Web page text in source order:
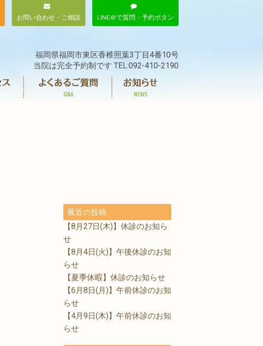
お問い合わせ・ご相談 LINE＠で質問・予約ボタン
福岡県福岡市東区香椎照葉3丁目4番10号
当院は完全予約制です TEL:092-410-2190
最近の投稿
【8月27日(木)】休診のお知ら
せ
【8月4日(火)】午後休診のお知
らせ
【夏季休暇】休診のお知らせ
【6月8日(月)】午前休診のお知
らせ
【4月9日(木)】午前休診のお知
らせ